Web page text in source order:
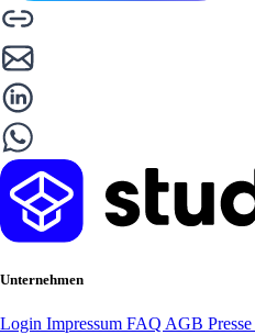
Unternehmen
Login Impressum FAQ AGB Presse